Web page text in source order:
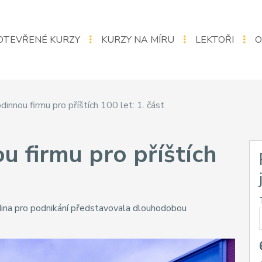
KURZY KURZY NA MÍRU LEKTOŘI
firmu pro příštích 100 let: 1. část
firmu pro příštích
pro podnikání představovala dlouhodobou